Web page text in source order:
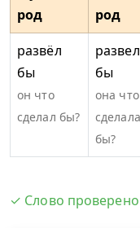
род
род
развёл
бы
он что
сделал бы?
бы
она что
сделала
бы?
✓ Слово